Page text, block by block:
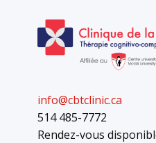
info@cbtclinic.ca
514 485-7772
Rendez-vous